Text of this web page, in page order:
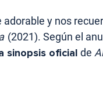
y nos
(2021). Según el
sinopsis oficial de